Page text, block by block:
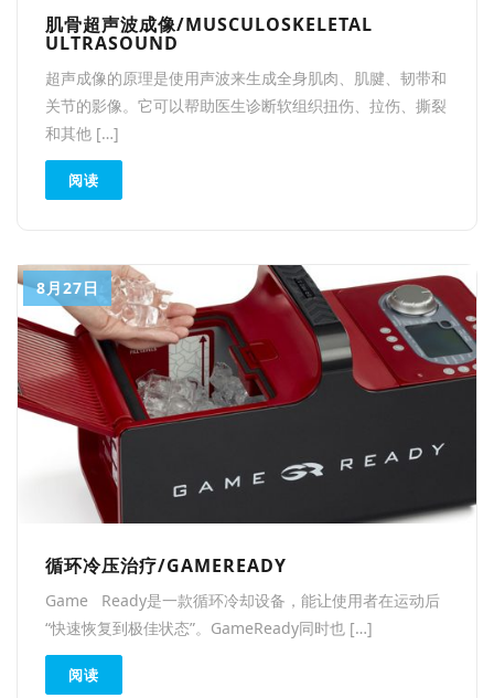
肌骨超声波成像/MUSCULOSKELETAL
ULTRASOUND
超声成像的原理是使用声波来生成全身肌肉、肌腱、韧带和
关节的影像。它可以帮助医生诊断软组织扭伤、拉伤、撕裂
和其他 […]
阅读
8月27日
循环冷压治疗/GAMEREADY
Game Ready是一款循环冷却设备，能让使用者在运动后
“快速恢复到极佳状态”。GameReady同时也 […]
阅读